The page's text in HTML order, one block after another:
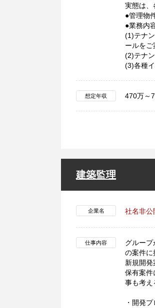
実態は、
●管理物
●業務内
(1)テナ
ールをご
(2)テナ
(3)各種
想定年収 470万～
建築監理
企業名 社名非公
仕事内容
グルー
の案件に
新規開発
保有案件
事も考え
・開発